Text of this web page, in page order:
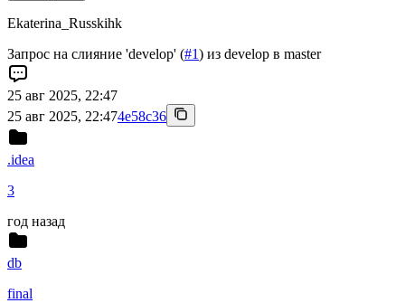
Ekaterina_Russkihk
Запрос на слияние 'develop' (#1) из develop в master
25 авг 2025, 22:47
25 авг 2025, 22:474e58c36
.idea
3
год назад
db
final